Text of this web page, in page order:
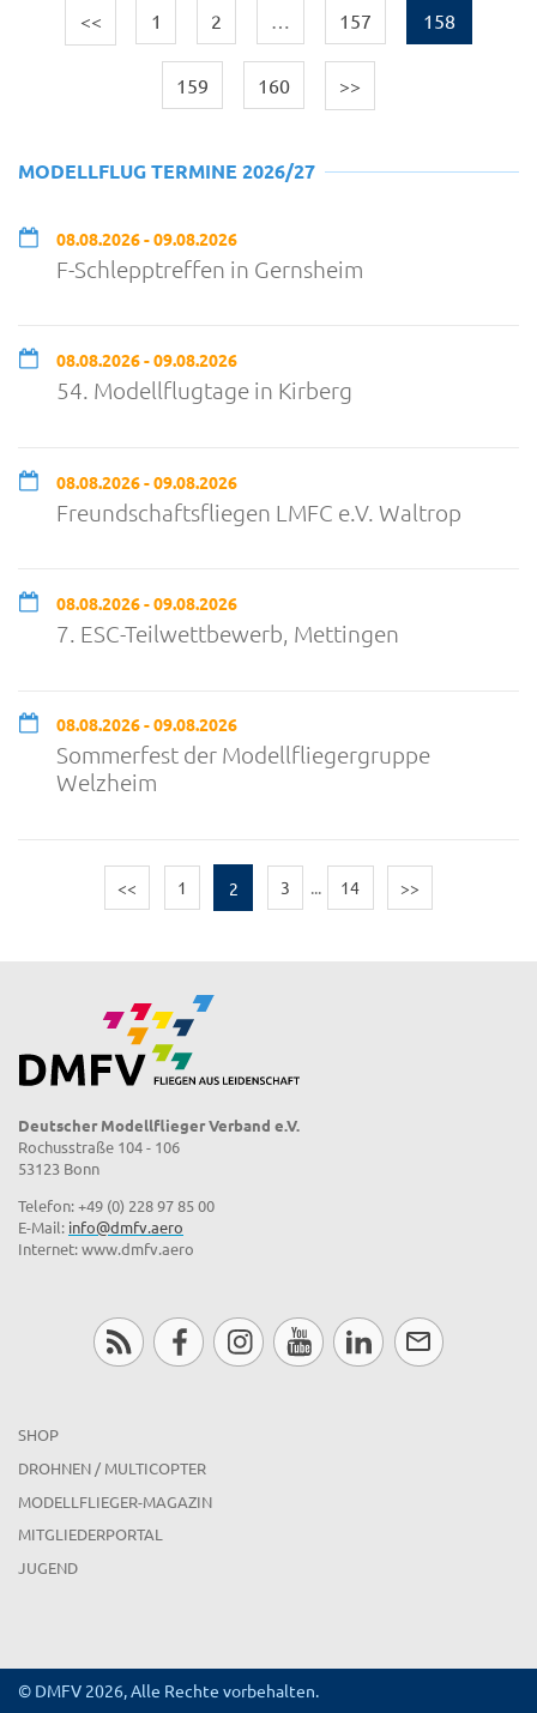
<< 1 2 157 158
159 160 >>
MODELLFLUG TERMINE 2026/27
08.08.2026 - 09.08.2026
F-Schlepptreffen in Gernsheim
08.08.2026 - 09.08.2026
54. Modellflugtage in Kirberg
08.08.2026 - 09.08.2026
Freundschaftsfliegen LMFC e.V. Waltrop
08.08.2026 - 09.08.2026
7. ESC-Teilwettbewerb, Mettingen
08.08.2026 - 09.08.2026
Sommerfest der Modellfliegergruppe
Welzheim
<< 1 2 3 ... 14 >>
Deutscher Modellflieger Verband e.V.
Rochusstraße 104 - 106
53123 Bonn
Telefon: +49 (0) 228 97 85 00
E-Mail: info@dmfv.aero
Internet: www.dmfv.aero
SHOP
DROHNEN / MULTICOPTER
MODELLFLIEGER-MAGAZIN
MITGLIEDERPORTAL
JUGEND
© DMFV 2026, Alle Rechte vorbehalten.